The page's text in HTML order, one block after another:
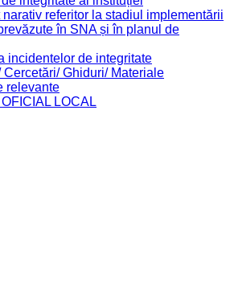
narativ referitor la stadiul implementării
în SNA și în planul de
incidentelor de integritate
Cercetări/ Ghiduri/ Materiale
relevante
LOCAL